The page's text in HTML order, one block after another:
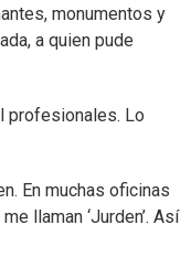
monumentos y
a quien pude
profesionales. Lo
En muchas oficinas
llaman ‘Jurden’. Así